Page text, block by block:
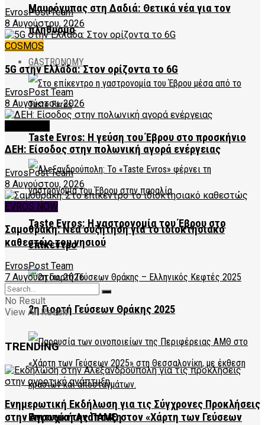
Μαυρόγυπας στη Δαδιά: Θετικά νέα για τον
πληθυσμό
GASTRONOMY
Taste Evros: Η γεύση του Έβρου στο προσκήνιο
Taste Evros: Η γαστρονομία του Έβρου στο
επίκεντρο
2η Γιορτή Γεύσεων Θράκης 2025
Επιτυχία της ΠΑΜΘ στον «Χάρτη των Γεύσεων
EvrosPost Team
8 Αυγούστου, 2026
COSMOS
5G στην Ελλάδα: Στον ορίζοντα το 6G
EvrosPost Team
8 Αυγούστου, 2026
ΔΕΗ: Είσοδος στην πολωνική αγορά ενέργειας
EvrosPost Team
8 Αυγούστου, 2026
EVROS NOW
Σαμοθράκη: Νέα συζήτηση για το ιδιοκτησιακό
καθεστώς του νησιού
EvrosPost Team
7 Αυγούστου, 2026
No Result
View All Result
TRENDING
Ενημερωτική Εκδήλωση για τις Σύγχρονες Προκλήσεις
στην Αγροτική Ανάπτυξη